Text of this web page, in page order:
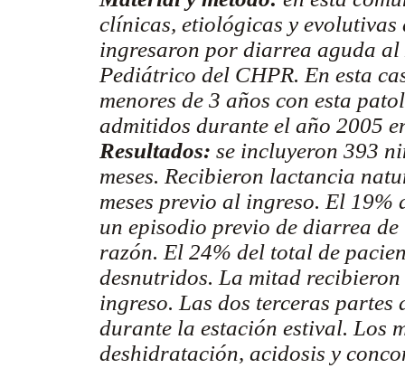
clínicas, etiológicas y evolutivas
ingresaron por diarrea aguda
Pediátrico del CHPR. En esta
menores de 3 años con esta
admitidos durante el año 2005
Resultados: se incluyeron 393
meses. Recibieron lactancia
meses previo al ingreso. El
un episodio previo de diarrea
razón. El 24% del total de
desnutridos. La mitad
ingreso. Las dos terceras
durante la estación estival. Los
deshidratación, acidosis y